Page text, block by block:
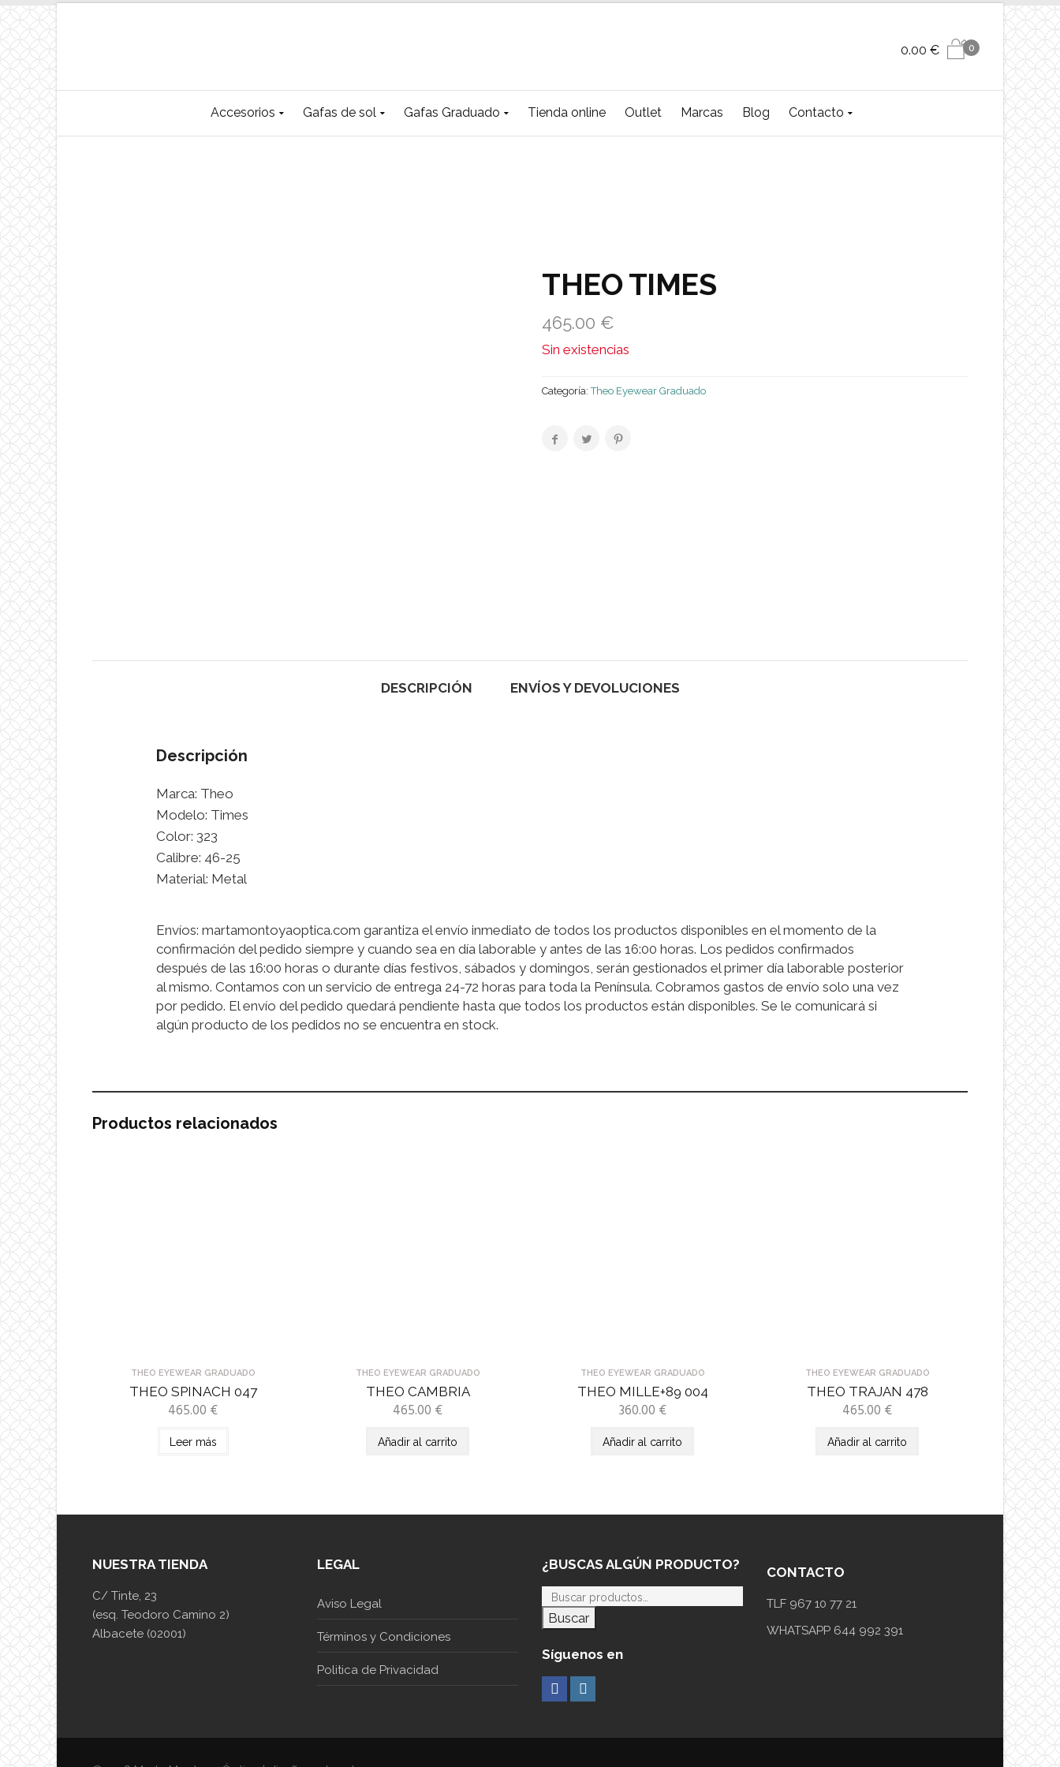
0
0.00 €
Accesorios Gafas de sol Gafas Graduado Tienda online Outlet Marcas Blog Contacto
THEO TIMES
465.00 €
Sin existencias
Categoría:Theo Eyewear Graduado
DESCRIPCIÓN ENVÍOS Y DEVOLUCIONES
Descripción
Marca: Theo
Modelo: Times
Color: 323
Calibre: 46-25
Material: Metal
Envíos: martamontoyaoptica.com garantiza el envío inmediato de todos los productos disponibles en el momento de la
confirmación del pedido siempre y cuando sea en día laborable y antes de las 16:00 horas. Los pedidos confirmados
después de las 16:00 horas o durante días festivos, sábados y domingos, serán gestionados el primer día laborable posterior
al mismo. Contamos con un servicio de entrega 24-72 horas para toda la Península. Cobramos gastos de envío solo una vez
por pedido. El envío del pedido quedará pendiente hasta que todos los productos están disponibles. Se le comunicará si
algún producto de los pedidos no se encuentra en stock.
Productos relacionados
THEO EYEWEAR GRADUADO
THEO SPINACH 047
465.00 €
Leer más
THEO EYEWEAR GRADUADO
THEO CAMBRIA
465.00 €
Añadir al carrito
THEO EYEWEAR GRADUADO
THEO MILLE+89 004
360.00 €
Añadir al carrito
THEO EYEWEAR GRADUADO
THEO TRAJAN 478
465.00 €
Añadir al carrito
NUESTRA TIENDA
C/ Tinte, 23
(esq. Teodoro Camino 2)
Albacete (02001)
LEGAL
Aviso Legal
Términos y Condiciones
Politica de Privacidad
¿BUSCAS ALGÚN PRODUCTO?
Buscar
CONTACTO
TLF 967 10 77 21
WHATSAPP 644 992 391
Síguenos en